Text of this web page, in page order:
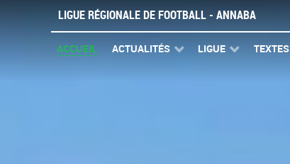
LIGUE RÉGIONALE DE FOOTBALL - ANNABA
ACCUEIL ACTUALITÉS LIGUE TEXTES